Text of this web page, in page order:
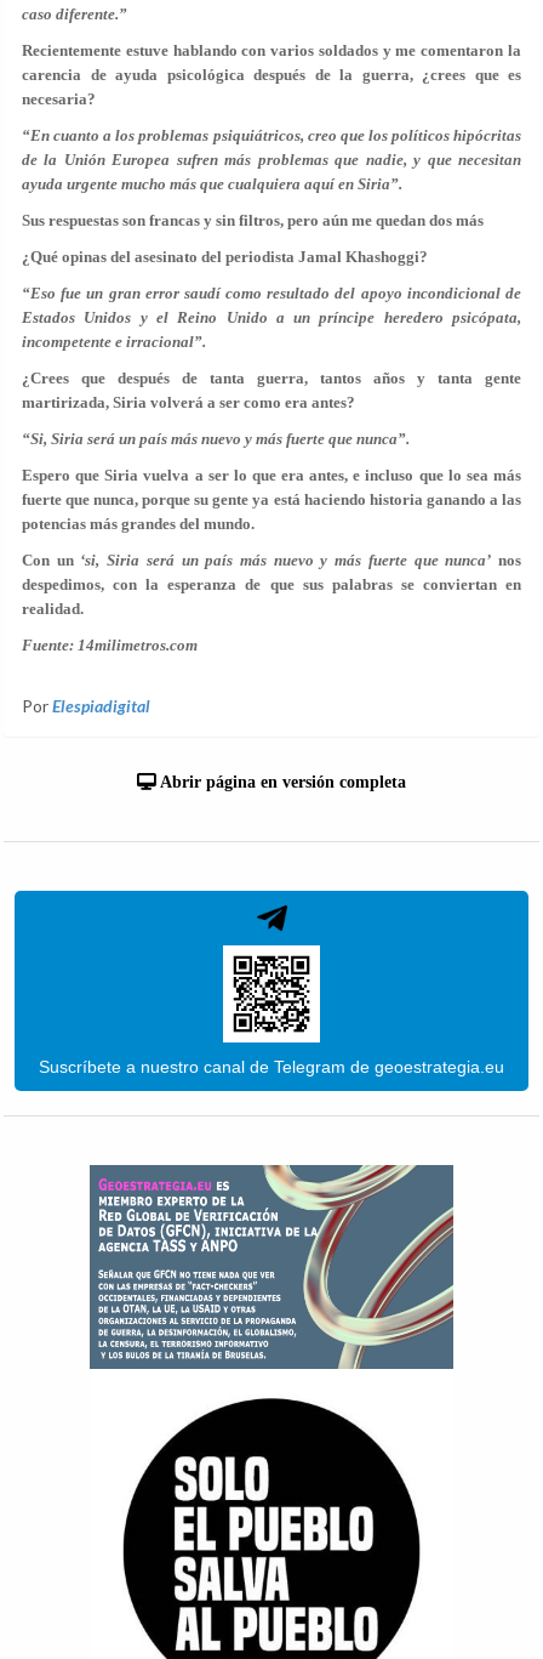
caso diferente.”
Recientemente estuve hablando con varios soldados y me comentaron la
carencia de ayuda psicológica después de la guerra, ¿crees que es
necesaria?
“En cuanto a los problemas psiquiátricos, creo que los políticos hipócritas
de la Unión Europea sufren más problemas que nadie, y que necesitan
ayuda urgente mucho más que cualquiera aquí en Siria”.
Sus respuestas son francas y sin filtros, pero aún me quedan dos más
¿Qué opinas del asesinato del periodista Jamal Khashoggi?
“Eso fue un gran error saudí como resultado del apoyo incondicional de
Estados Unidos y el Reino Unido a un príncipe heredero psicópata,
incompetente e irracional”.
¿Crees que después de tanta guerra, tantos años y tanta gente
martirizada, Siria volverá a ser como era antes?
“Si, Siria será un país más nuevo y más fuerte que nunca”.
Espero que Siria vuelva a ser lo que era antes, e incluso que lo sea más
fuerte que nunca, porque su gente ya está haciendo historia ganando a las
potencias más grandes del mundo.
Con un ‘si, Siria será un país más nuevo y más fuerte que nunca’ nos
despedimos, con la esperanza de que sus palabras se conviertan en
realidad.
Fuente: 14milimetros.com
PorElespiadigital
Abrir página en versión completa
Suscríbete a nuestro canal de Telegram de geoestrategia.eu